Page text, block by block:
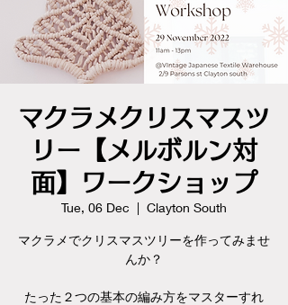
マクラメクリスマスツ
リー【メルボルン対
面】ワークショップ
Tue, 06 Dec
  |
Clayton South
マクラメでクリスマスツリーを作ってみませ
んか？
たった２つの基本の編み方をマスターすれ